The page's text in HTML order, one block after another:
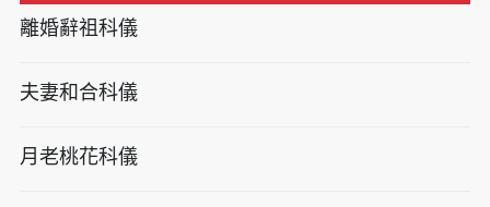
離婚辭祖科儀
夫妻和合科儀
月老桃花科儀